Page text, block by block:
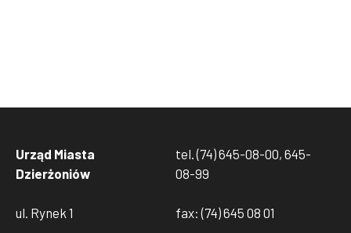
Urząd Miasta
Dzierżoniów
ul. Rynek 1
tel. (74) 645-08-00, 645-
08-99
fax: (74) 645 08 01